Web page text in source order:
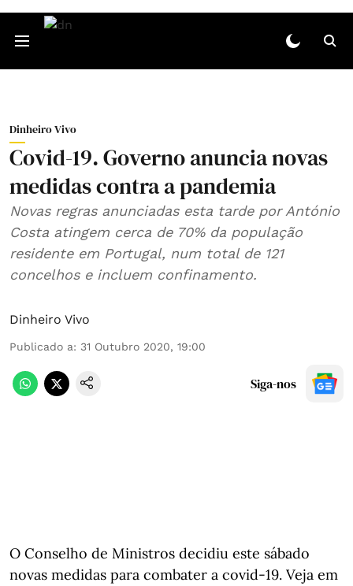
Dinheiro Vivo
Covid-19. Governo anuncia novas
medidas contra a pandemia
Novas regras anunciadas esta tarde por António
Costa atingem cerca de 70% da população
residente em Portugal, num total de 121
concelhos e incluem confinamento.
Dinheiro Vivo
Publicado a: 31 Outubro 2020, 19:00
Siga-nos
O Conselho de Ministros decidiu este sábado
novas medidas para combater a covid-19. Veja em